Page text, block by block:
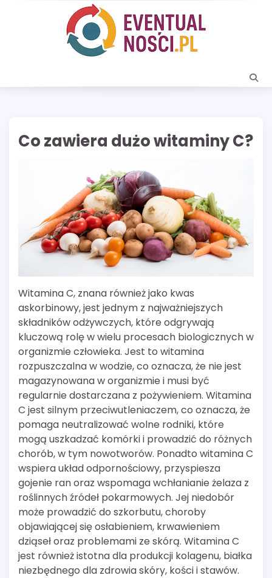
Co zawiera dużo witaminy C?
Witamina C, znana również jako kwas
askorbinowy, jest jednym z najważniejszych
składników odżywczych, które odgrywają
kluczową rolę w wielu procesach biologicznych w
organizmie człowieka. Jest to witamina
rozpuszczalna w wodzie, co oznacza, że nie jest
magazynowana w organizmie i musi być
regularnie dostarczana z pożywieniem. Witamina
C jest silnym przeciwutleniaczem, co oznacza, że
pomaga neutralizować wolne rodniki, które
mogą uszkadzać komórki i prowadzić do różnych
chorób, w tym nowotworów. Ponadto witamina C
wspiera układ odpornościowy, przyspiesza
gojenie ran oraz wspomaga wchłanianie żelaza z
roślinnych źródeł pokarmowych. Jej niedobór
może prowadzić do szkorbutu, choroby
objawiającej się osłabieniem, krwawieniem
dziąseł oraz problemami ze skórą. Witamina C
jest również istotna dla produkcji kolagenu, białka
niezbędnego dla zdrowia skóry, kości i stawów.